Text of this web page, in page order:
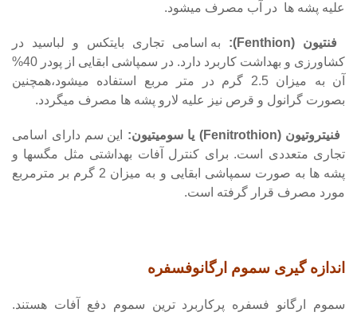
علیه پشه ها در آب مصرف میشود.
فنتیون (Fenthion):
به اسامی تجاری بایتکس و لباسید در
کشاورزی و بهداشت کاربرد دارد. در سمپاشی ابقایی از پودر 40%
آن به میزان 2.5 گرم در متر مربع استفاده میشود،همچنین
بصورت گرانول و قرص نیز علیه لارو پشه ها مصرف میگردد.
فنیتروتیون (Fenitrothion) یا سومیتیون:
این سم دارای اسامی
تجاری متعددی است. برای کنترل آفات بهداشتی مثل مگسها و
پشه ها به صورت سمپاشی ابقایی و به میزان 2 گرم بر مترمربع
مورد مصرف قرار گرفته است.
اندازه گیری سموم ارگانوفسفره
سموم ارگانو فسفره پرکاربرد ترین سموم دفع آفات هستند.